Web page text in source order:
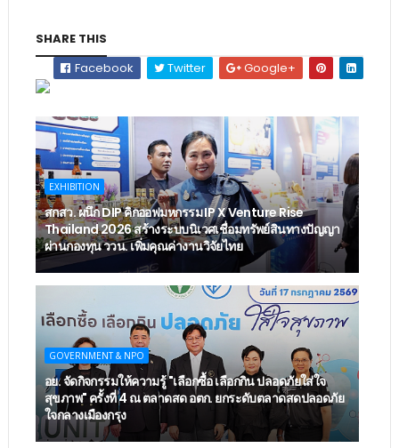
SHARE THIS
Facebook
Twitter Google+
EXHIBITION
สกสว. ผนึก DIP คิกออฟมหกรรม IP X Venture Rise
Thailand 2026 สร้างระบบนิเวศเชื่อมทรัพย์สินทางปัญญา
ผ่านกองทุน ววน. เพิ่มคุณค่างานวิจัยไทย
GOVERNMENT & NPO
อย. จัดกิจกรรมให้ความรู้ "เลือกซื้อ เลือกกิน ปลอดภัยใส่ใจ
สุขภาพ" ครั้งที่ 4 ณ ตลาดสด อตก. ยกระดับตลาดสดปลอดภัย
ใจกลางเมืองกรุง